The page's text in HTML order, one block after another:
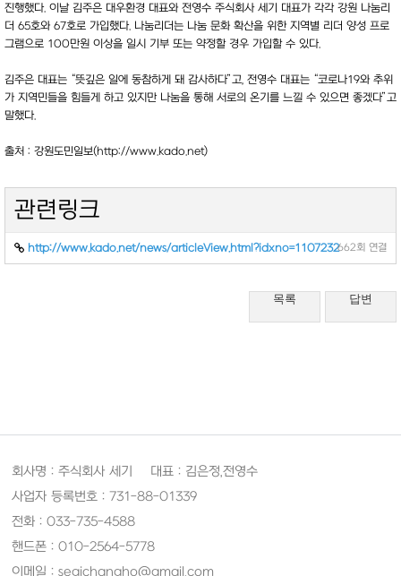
진행했다. 이날 김주은 대우환경 대표와 전영수 주식회사 세기 대표가 각각 강원 나눔리
더 65호와 67호로 가입했다. 나눔리더는 나눔 문화 확산을 위한 지역별 리더 양성 프로
그램으로 100만원 이상을 일시 기부 또는 약정할 경우 가입할 수 있다.
김주은 대표는 “뜻깊은 일에 동참하게 돼 감사하다”고, 전영수 대표는 “코로나19와 추위
가 지역민들을 힘들게 하고 있지만 나눔을 통해 서로의 온기를 느낄 수 있으면 좋겠다”고
말했다.
출처 : 강원도민일보(http://www.kado.net)
관련링크
http://www.kado.net/news/articleView.html?idxno=1107232662회 연결
목록 답변
회사명 : 주식회사 세기 대표 : 김은정,전영수
사업자 등록번호 : 731-88-01339
전화 : 033-735-4588
핸드폰 : 010-2564-5778
이메일 : segichangho@gmail.com